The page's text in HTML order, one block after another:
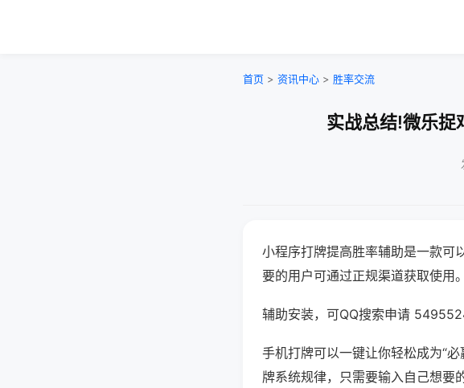
首页 > 资讯中心 > 胜率交流
实战总结!微乐捉
小程序打牌提高胜率辅助是一款可
要的用户可通过正规渠道获取使用。
辅助安装，可QQ搜索申请
手机打牌可以一键让你轻松成为“
牌系统规律，只需要输入自己想要